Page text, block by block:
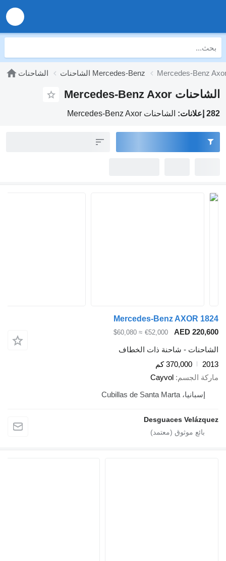
الشاحنات الشاحنات Mercedes-Benz Mercedes-Benz
الشاحنات Mercedes-Benz Axor
282 إعلانات: الشاحنات Mercedes-Benz Axor
Mercedes-Benz AXOR 1824
AED 220,600
€52,000
≈ $60,080
الشاحنات - شاحنة ذات الخطاف
2013
370,000 كم
ماركة الجسم Cayvol
إسبانيا، Cubillas de Santa Marta
Desguaces Velázquez